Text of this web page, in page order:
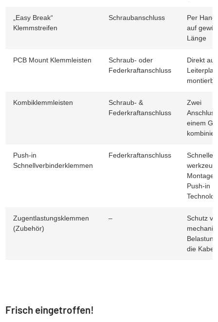
„Easy Break“
Klemmstreifen
Schraubanschluss
Per
auf
Länge
PCB Mount Klemmleisten
Schraub- oder
Federkraftanschluss
Direkt auf
Kombiklemmleisten
Schraub- &
Federkraftanschluss
Zwei
einem
Push-in
Schnellverbinderklemmen
Federkraftanschluss
Schnelle,
Montage
Push-in
Zugentlastungsklemmen
(Zubehör)
–
Schutz
die
Frisch eingetroffen!